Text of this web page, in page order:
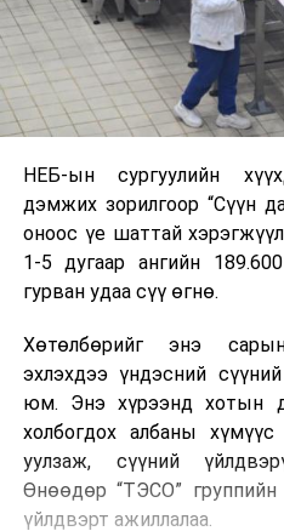
НЕБ-ын сургуулийн
дэмжих зорилгоор “Сүүн
оноос үе шаттай
1-5 дугаар ангийн
гурван удаа сүү өгнө.
Хөтөлбөрийг энэ
эхлэхдээ үндэсний
юм. Энэ хүрээнд хотын
холбогдох албаны
уулзаж, сүүний
Өнөөдөр “ТЭСО”
үйлдвэрт ажиллалаа.